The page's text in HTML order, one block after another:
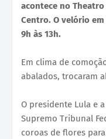
acontece no
Centro. O velório
9h às 13h.
Em clima de
abalados, trocaram
O presidente Lula e
Supremo Tribunal
coroas de flores